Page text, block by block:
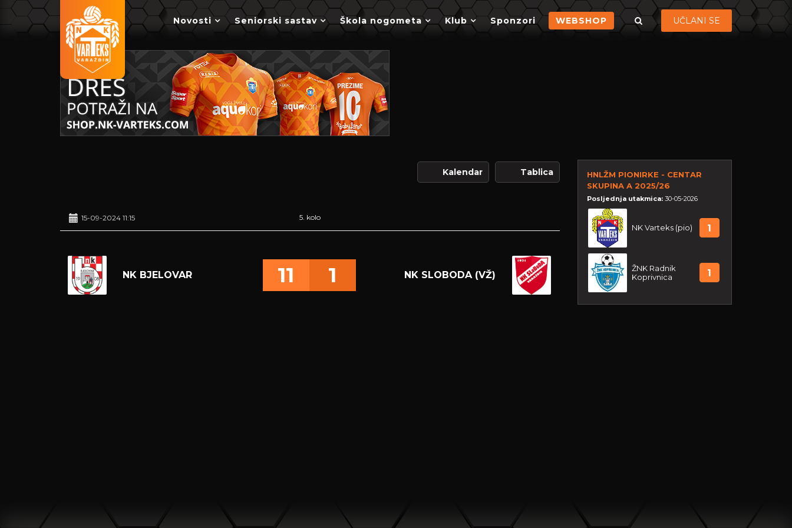
Novosti Seniorski sastav Škola nogometa Klub Sponzori WEBSHOP UČLANI SE
Kalendar Tablica
15-09-2024 11:15 5. kolo
NK BJELOVAR NK SLOBODA (VŽ)
11 1
HNLŽM PIONIRKE - CENTAR
SKUPINA A 2025/26
Posljednja utakmica: 30-05-2026
NK Varteks (pio) 1
ŽNK Radnik
Koprivnica
1